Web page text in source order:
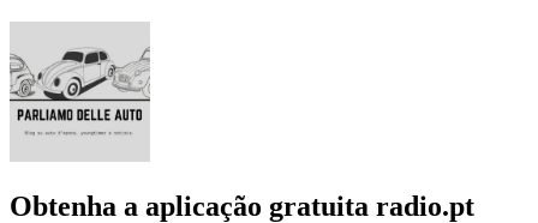
Obtenha a aplicação gratuita radio.pt